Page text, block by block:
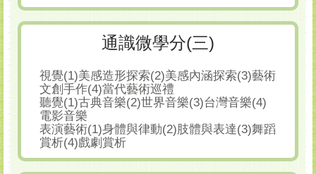
通識微學分(三)
視覺(1)美感造形探索(2)美感內涵探索(3)藝術
文創手作(4)當代藝術巡禮
聽覺(1)古典音樂(2)世界音樂(3)台灣音樂(4)
電影音樂
表演藝術(1)身體與律動(2)肢體與表達(3)舞蹈
賞析(4)戲劇賞析